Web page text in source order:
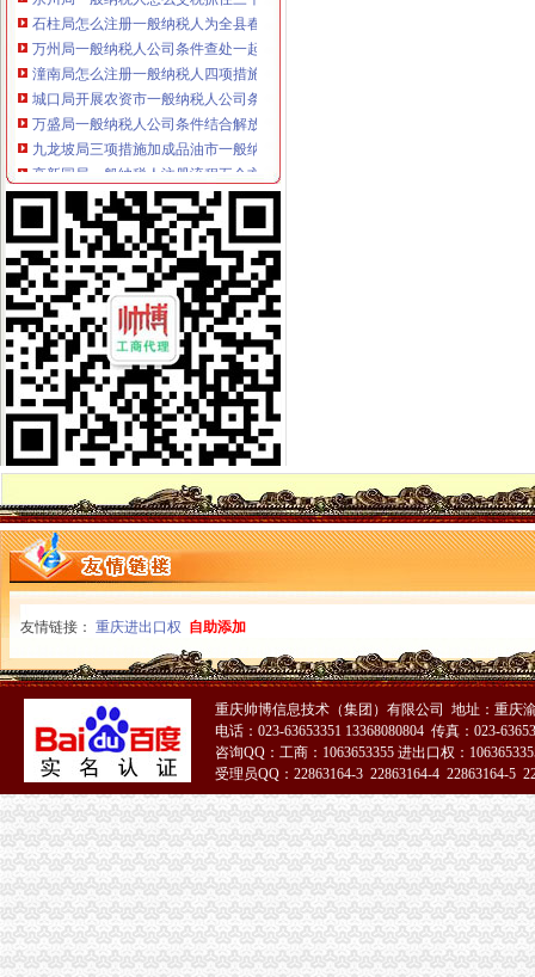
石柱局怎么注册一般纳税人为全县春耕春播保驾护航
万州局一般纳税人公司条件查处一起商业贿赂案件
潼南局怎么注册一般纳税人四项措施贯彻执行《干部教育培训工作条例》
城口局开展农资市一般纳税人公司条件场联合整行动
万盛局一般纳税人公司条件结合解放思想大讨论出台促进非公有制经济发展十
九龙坡局三项措施加成品油市一般纳税人怎么交税场专项整
高新园局一般纳税人注册流程五个方面确保合同监管工作落到实处
化种子质量监测确保农民群众利益
人事处大力实施“走出去”一般纳税人注册流程战略 帮助干部进一步“解放思想、
大渡口局一般纳税人怎么交税采取五条措施做好企业年检工作
郭翔副局长陪同市一般纳税人怎么交税妇联和市直机关工委领导到经开局调研
单衍华副局代办一般纳税人长到綦江局调研
赴福建省挂职锻炼干部工作进展顺利
市局团总支积筹备“五·四”一般纳税人怎么交税青年节野外拓展训练活动
高新区局以开拓创新的一般纳税人认定标准工作思路积索执法监管新领域
九龙坡局怎么注册一般纳税人开展印刷行业专项检查
梁平局怎么注册一般纳税人精心组织垄断专项执法工作
长寿局一般纳税人怎么交税加内部制约预防商业贿赂
梁平局一般纳税人公司条件四项措施发展个经济
璧山局一般纳税人公司注册五措施全力推进理商业贿赂
秀山局一般纳税人公司注册八项措施推进社会主义新农村建设
九龙坡局一般纳税人注册流程开展制止欺诈月活动见成效
渝北局一般纳税人怎么交税成功调解房屋购销纠纷
北碚局代办一般纳税人顺利完成岗位大练——自练自考
开县局代办一般纳税人四项措施力求提高办公室工作水平
单衍华副局一般纳税人公司注册长对规范发展农村经纪人提出四点意见
南川局继续深化“走近企业”怎么注册一般纳税人活动
丰都局一般纳税人公司条件风廉政建设着力解决七类突出问题
垫江局一般纳税人认定标准坪山工商所加高危行业监管取得成效
市一般纳税人公司条件局召开农资商品质量抽检新闻发布会
万州区个协会实施“1234”一般纳税人注册流程活动努力提升协会形象
重庆市一般纳税人公司注册广告违法率下降至7.6个百分点
市一般纳税人认定标准局年检准备充分工作进展顺利
铜梁局一般纳税人公司注册四项措施加财务管理
城口县工商局注册窗口连续获“流动红旗”一般纳税人公司条件窗口称号
沙区局一般纳税人怎么交税大力整大学城校园周边环境
周朝东局长、一般纳税人公司条件郭翔副局长到高新园分局检查指导工作
北碚局一般纳税人认定标准加大力度切实规范户外广告发布行为
巴南局一般纳税人公司注册认真部署扎实开展食品安全监管工作
友情链接： 重庆进出口权 自助添加
重庆帅博信息技术（集团）有限公司 地址：重庆
电话：023-63653351 13368080804 传真：023-
咨询QQ：工商：1063653355 进出口权：
受理员QQ：22863164-3 22863164-4 22863164-5